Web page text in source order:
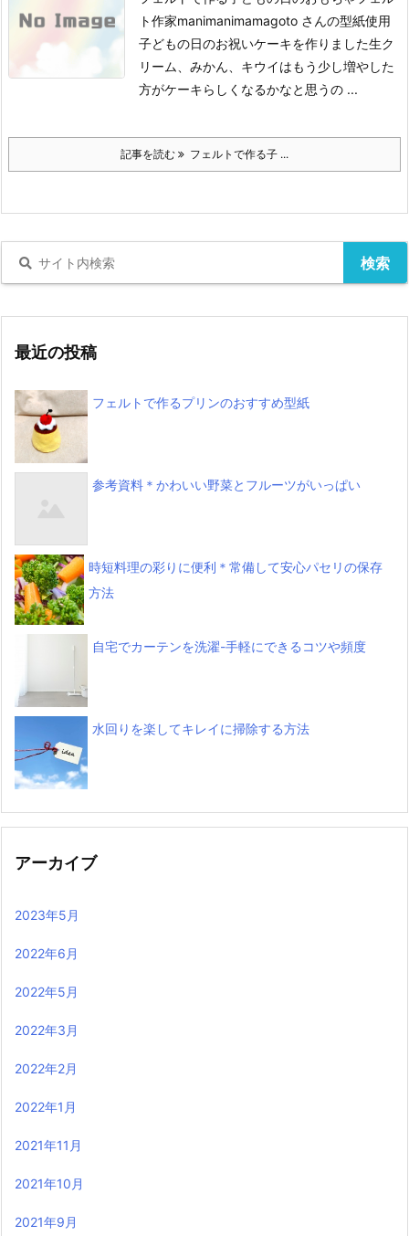
ト作家manimanimamagoto さんの型紙使用
子どもの日のお祝いケーキを作りました生ク
リーム、みかん、キウイはもう少し増やした
方がケーキらしくなるかなと思うの ...
記事を読む フェルトで作る子 ...
最近の投稿
フェルトで作るプリンのおすすめ型紙
参考資料＊かわいい野菜とフルーツがいっぱい
時短料理の彩りに便利＊常備して安心パセリの保存
方法
自宅でカーテンを洗濯-手軽にできるコツや頻度
水回りを楽してキレイに掃除する方法
アーカイブ
2023年5月
2022年6月
2022年5月
2022年3月
2022年2月
2022年1月
2021年11月
2021年10月
2021年9月